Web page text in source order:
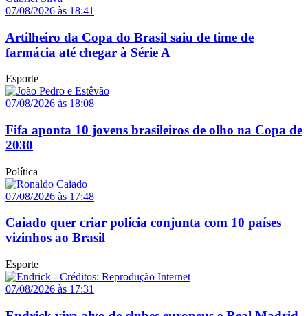
07/08/2026 às 18:41
Artilheiro da Copa do Brasil saiu de time de
farmácia até chegar à Série A
Esporte
07/08/2026 às 18:08
Fifa aponta 10 jovens brasileiros de olho na Copa de
2030
Política
07/08/2026 às 17:48
Caiado quer criar polícia conjunta com 10 países
vizinhos ao Brasil
Esporte
07/08/2026 às 17:31